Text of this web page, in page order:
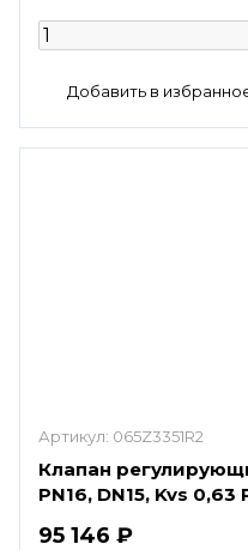
Артикул: 065Z3351R2
Клапан
PN16, DN15, Kvs
95 146 ₽